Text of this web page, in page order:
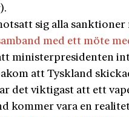
sig alla sanktioner
med ett möte
ministerpresidenten
att Tyskland
det viktigast att ett
kommer vara en